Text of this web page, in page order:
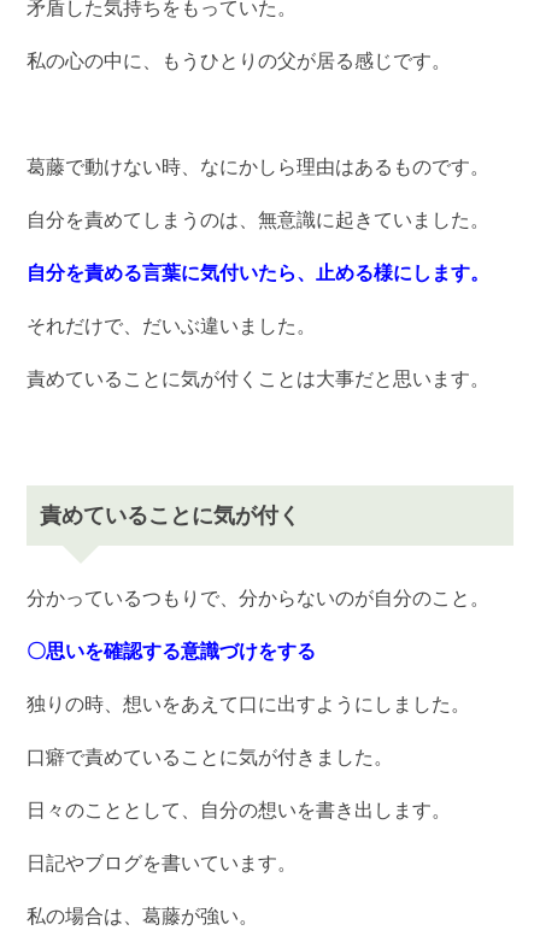
矛盾した気持ちをもっていた。
私の心の中に、もうひとりの父が居る感じです。
葛藤で動けない時、なにかしら理由はあるものです。
自分を責めてしまうのは、無意識に起きていました。
自分を責める言葉に気付いたら、止める様にします。
それだけで、だいぶ違いました。
責めていることに気が付くことは大事だと思います。
責めていることに気が付く
分かっているつもりで、分からないのが自分のこと。
〇思いを確認する意識づけをする
独りの時、想いをあえて口に出すようにしました。
口癖で責めていることに気が付きました。
日々のこととして、自分の想いを書き出します。
日記やブログを書いています。
私の場合は、葛藤が強い。